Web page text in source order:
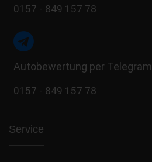
0157 - 849 157 78
Autobewertung per Telegram
0157 - 849 157 78
Service